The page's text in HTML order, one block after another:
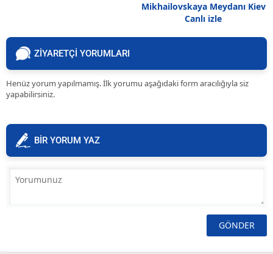
Mikhailovskaya Meydanı Kiev
Canlı izle
ZİYARETÇİ YORUMLARI
Henüz yorum yapılmamış. İlk yorumu aşağıdaki form aracılığıyla siz
yapabilirsiniz.
BİR YORUM YAZ